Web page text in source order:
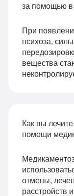
за помощью в
При
психоза,
вещества
Как вы
помощи
отмены,
расстройств